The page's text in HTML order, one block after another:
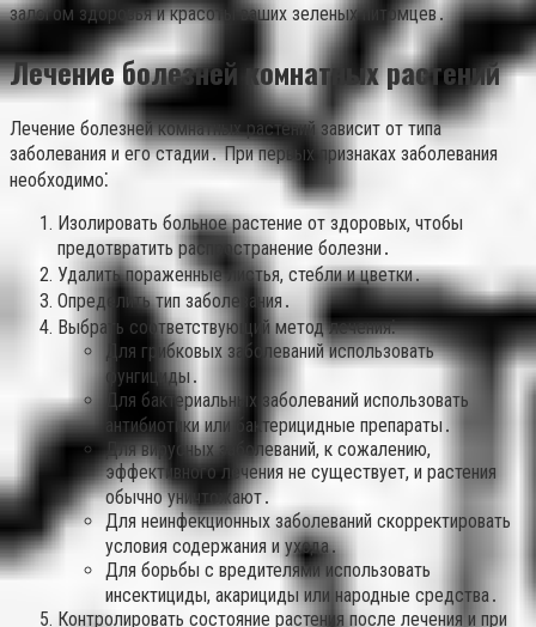
залогом здоровья и красоты ваших зеленых питомцев․
Лечение болезней комнатных растений
Лечение болезней комнатных растений зависит от типа
заболевания и его стадии․ При первых признаках заболевания
необходимо⁚
Изолировать больное растение от здоровых, чтобы
предотвратить распространение болезни․
Удалить пораженные листья, стебли и цветки․
Определить тип заболевания․
Выбрать соответствующий метод лечения⁚
Для грибковых заболеваний использовать
фунгициды․
Для бактериальных заболеваний использовать
антибиотики или бактерицидные препараты․
Для вирусных заболеваний, к сожалению,
эффективного лечения не существует, и растения
обычно уничтожают․
Для неинфекционных заболеваний скорректировать
условия содержания и ухода․
Для борьбы с вредителями использовать
инсектициды, акарициды или народные средства․
Контролировать состояние растения после лечения и при